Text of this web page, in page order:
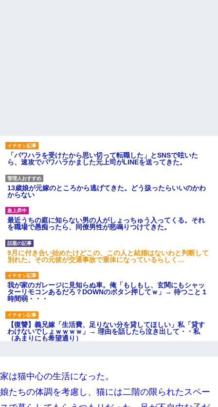
「パワハラを受けたから思い切って転職した」とSNSで呟いた
ら、速攻でパワハラかました元上司がLINEを送ってきた。
13歳娘が元嫁のところから逃げてきた。どう扱ったらいいのかわ
からない
最近うちの庭に知らない男の人がしょっちゅう入ってくる。それ
を職場で愚痴ったら、同僚男性が怒鳴りつけてきた。
9月に付き合い始めたけどこの、この人と結婚はないわと判断して
別れた。その元彼が交通事故で重体になっているらしく…
我が家のガレージに見知らぬ車。俺「もしもし、玄関にもシャッ
ターリモコンあるだろ？DOWNのボタン押してｗ」→ 待つこと１
時間弱・・・
【復讐】義兄嫁「生活費、足りない分を貸してほしい」私「貸す
わけないでしょｗｗｗｗ」→ 理由を話したら泣き出して・・私
（あまりにも希望通り）
だ！」私「いいけど弁護士通して。私も請求する」夫「」
クラスで一人無口で誰とも話さない男子がいた。→修学旅行に来
なかったその男子に女子達がお土産を渡した。5分後…
家は猫中心の生活になった。
娘たちの体調を考慮し、猫には二階の限られたスペー